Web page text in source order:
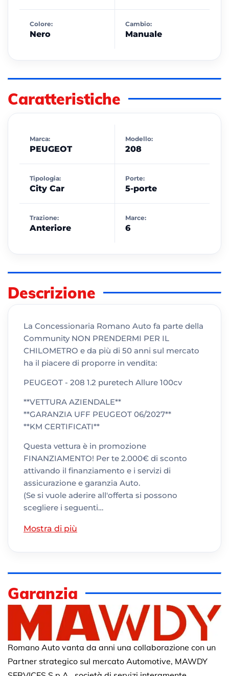
Colore:
Nero
Cambio:
Manuale
Caratteristiche
Marca:
PEUGEOT
Modello:
208
Tipologia:
City Car
Porte:
5-porte
Trazione:
Anteriore
Marce:
6
Descrizione
La Concessionaria Romano Auto fa parte della
Community NON PRENDERMI PER IL
CHILOMETRO e da più di 50 anni sul mercato
ha il piacere di proporre in vendita:
PEUGEOT - 208 1.2 puretech Allure 100cv
**VETTURA AZIENDALE**
**GARANZIA UFF PEUGEOT 06/2027**
**KM CERTIFICATI**
Questa vettura è in promozione
FINANZIAMENTO! Per te 2.000€ di sconto
attivando il finanziamento e i servizi di
assicurazione e garanzia Auto.
(Se si vuole aderire all'offerta si possono
scegliere i seguenti…
Mostra di più
Garanzia
Romano Auto vanta da anni una collaborazione con un
Partner strategico sul mercato Automotive, MAWDY